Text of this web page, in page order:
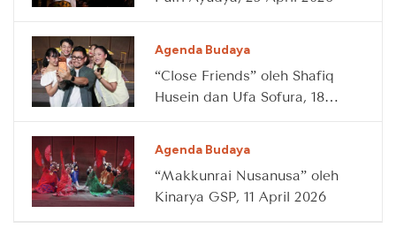
Agenda Budaya
“Close Friends” oleh Shafiq
Husein dan Ufa Sofura, 18
Agenda Budaya
“Makkunrai Nusanusa” oleh
Kinarya GSP, 11 April 2026